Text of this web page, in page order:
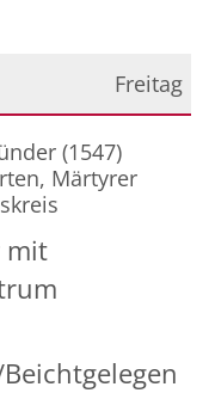
Freitag
(1547)
Märtyrer
mit